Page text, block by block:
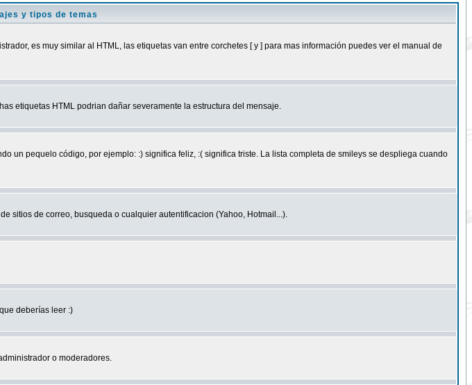
y tipos de temas
es muy similar al HTML, las etiquetas van entre corchetes [ y ] para mas información puedes ver el manual de
etiquetas HTML podrian dañar severamente la estructura del mensaje.
un pequelo código, por ejemplo: :) significa feliz, :( significa triste. La lista completa de smileys se despliega cuando
sitios de correo, busqueda o cualquier autentificacion (Yahoo, Hotmail...).
deberías leer :)
o moderadores.